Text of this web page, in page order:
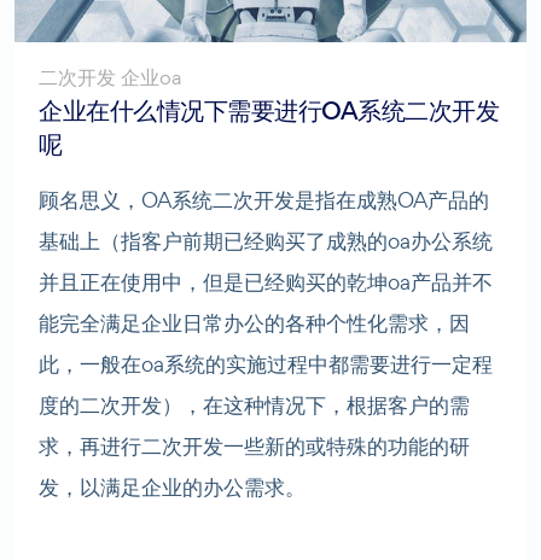
二次开发 企业oa
企业在什么情况下需要进行OA系统二次开发
呢
顾名思义，OA系统二次开发是指在成熟OA产品的
基础上（指客户前期已经购买了成熟的oa办公系统
并且正在使用中，但是已经购买的乾坤oa产品并不
能完全满足企业日常办公的各种个性化需求，因
此，一般在oa系统的实施过程中都需要进行一定程
度的二次开发），在这种情况下，根据客户的需
求，再进行二次开发一些新的或特殊的功能的研
发，以满足企业的办公需求。